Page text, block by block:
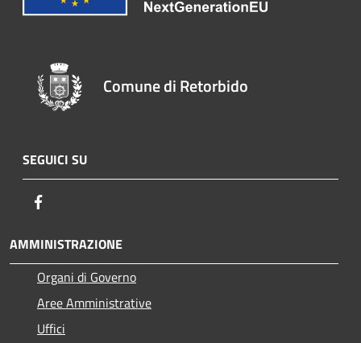
Comune di Retorbido
SEGUICI SU
AMMINISTRAZIONE
Organi di Governo
Aree Amministrative
Uffici